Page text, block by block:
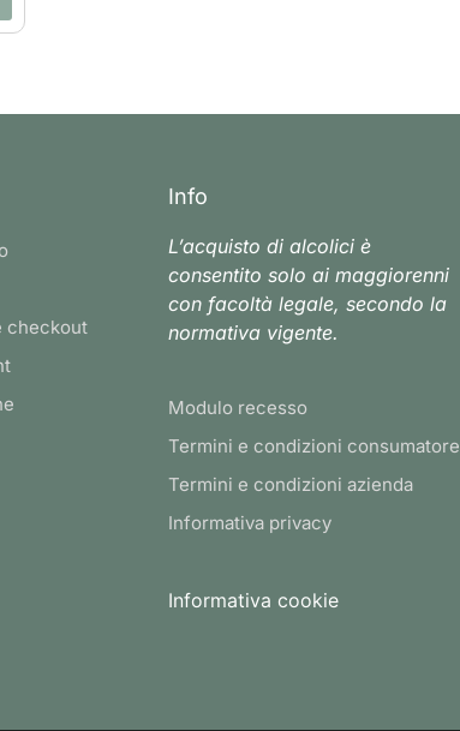
checkout
Info
L’acquisto di alcolici è
consentito solo ai maggiorenni
con facoltà legale, secondo la
normativa vigente.
Modulo recesso
Termini e condizioni consumatore
Termini e condizioni azienda
Informativa privacy
Informativa cookie